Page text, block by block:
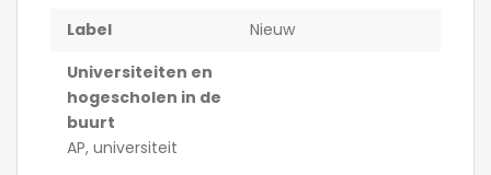
Label
Nieuw
Universiteiten en
hogescholen in de
buurt
AP, universiteit